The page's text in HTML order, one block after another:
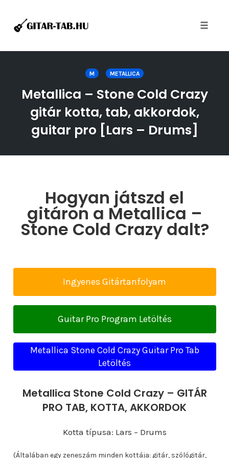
M METALLICA
Metallica – Stone Cold Crazy
gitár kotta, tab, akkordok,
guitar pro [Lars – Drums]
Hogyan játszd el
gitáron a Metallica –
Stone Cold Crazy dalt?
Ingyenes Gitártanfolyam
Guitar Pro Program Letöltés
Metallica Stone Cold Crazy Guitar Pro Tab
Letöltés
Metallica Stone Cold Crazy – GITÁR
PRO TAB, KOTTA, AKKORDOK
Kotta típusa: Lars – Drums
(Általában egy zeneszám minden kottája: gitár, szólógitár,